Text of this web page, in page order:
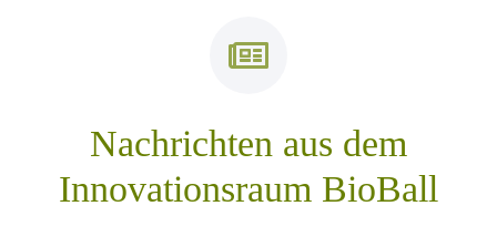
Nachrichten aus dem
Innovationsraum BioBall